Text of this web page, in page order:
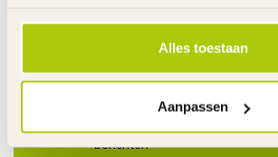
Alles toestaan
Aanpassen
Op voorraad
Ma. t/m Vr. 08.00u-17.30u - Za.
0485 520524 - Whatsapp 06
berichten